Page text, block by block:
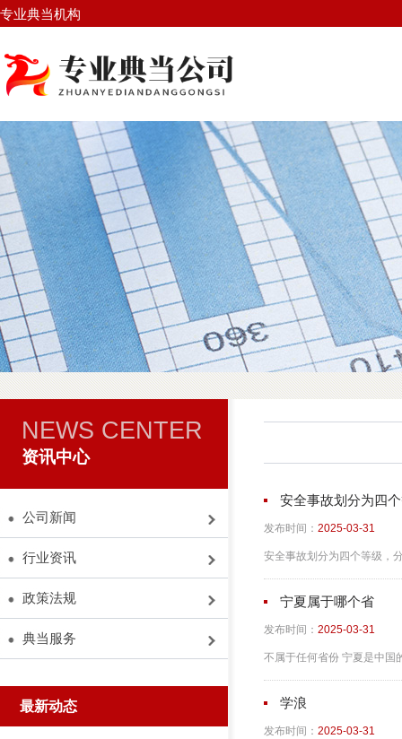
专业典当机构
NEWS CENTER
资讯中心
公司新闻
行业资讯
政策法规
典当服务
最新动态
安全事故划分为四
发布时间： 2025-03-31
安全事故划分为四个等级，
宁夏属于哪个省
发布时间： 2025-03-31
不属于任何省份 宁夏是中国
学浪
发布时间： 2025-03-31